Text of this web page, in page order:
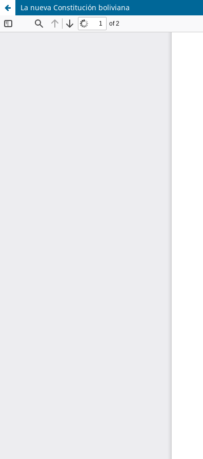
La nueva Constitución boliviana